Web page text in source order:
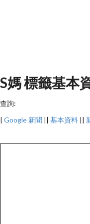
S媽 標籤基本
查詢:
| Google 新聞 || 基本資料 ||